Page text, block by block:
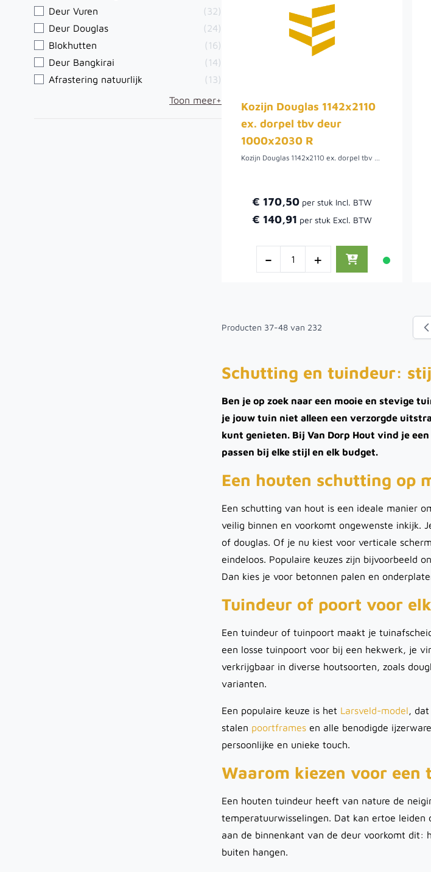
Deur Vuren
(32)
Deur Douglas
(24)
Blokhutten
(16)
Deur Bangkirai
(14)
Afrastering natuurlijk
(13)
Toon meer+
Kozijn Douglas 1142x2110
ex. dorpel tbv deur
1000x2030 R
Kozijn Douglas 1142x2110 ex. dorpel tbv deur 1000x2030 R.
€ 170,50
€ 140,91
- +
Producten 37-48 van 232
Schutting en tuindeur:
Ben je op zoek naar een mooie en stevige
je jouw tuin niet alleen een verzorgde
kunt genieten. Bij Van Dorp Hout vind je
passen bij elke stijl en elk budget.
Een houten schutting op
Een schutting van hout is een ideale manier
veilig binnen en voorkomt ongewenste inkijk.
of douglas. Of je nu kiest voor verticale
eindeloos. Populaire keuzes zijn bijvoorbeeld
Dan kies je voor betonnen palen en
Tuindeur of poort voor
Een tuindeur of tuinpoort maakt je
een losse tuinpoort voor bij een hekwerk, je
verkrijgbaar in diverse houtsoorten, zoals
varianten.
Een populaire keuze is het Larsveld-model,
stalen poortframes en alle benodigde
persoonlijke en unieke touch.
Waarom kiezen voor
Een houten tuindeur heeft van nature de
temperatuurwisselingen. Dat kan ertoe
aan de binnenkant van de deur voorkomt
buiten hangen.